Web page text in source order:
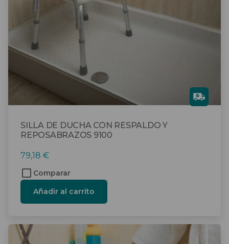
SILLA DE DUCHA CON RESPALDO Y
REPOSABRAZOS 9100
Gra
tis
79,18 €
Comparar
Añadir al carrito